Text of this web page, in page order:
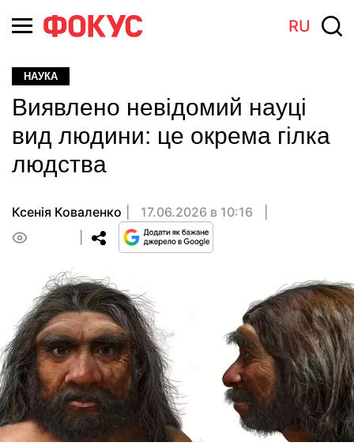
RU
НАУКА
Виявлено невідомий науці
вид людини: це окрема гілка
людства
Ксенія Коваленко
17.06.2026 в 10:16